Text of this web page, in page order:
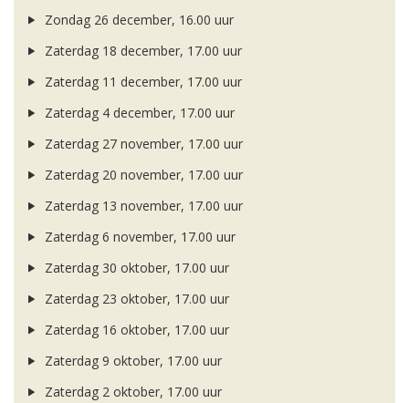
Zondag 26 december, 16.00 uur
Zaterdag 18 december, 17.00 uur
Zaterdag 11 december, 17.00 uur
Zaterdag 4 december, 17.00 uur
Zaterdag 27 november, 17.00 uur
Zaterdag 20 november, 17.00 uur
Zaterdag 13 november, 17.00 uur
Zaterdag 6 november, 17.00 uur
Zaterdag 30 oktober, 17.00 uur
Zaterdag 23 oktober, 17.00 uur
Zaterdag 16 oktober, 17.00 uur
Zaterdag 9 oktober, 17.00 uur
Zaterdag 2 oktober, 17.00 uur